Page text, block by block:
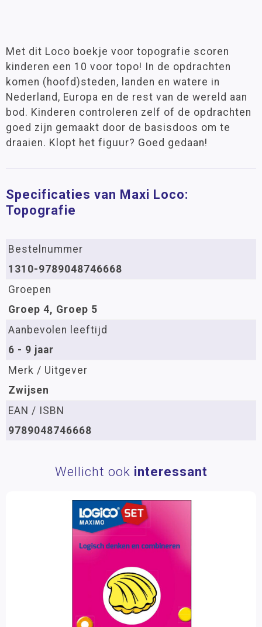
Met dit Loco boekje voor topografie scoren
kinderen een 10 voor topo! In de opdrachten
komen (hoofd)steden, landen en watere in
Nederland, Europa en de rest van de wereld aan
bod. Kinderen controleren zelf of de opdrachten
goed zijn gemaakt door de basisdoos om te
draaien. Klopt het figuur? Goed gedaan!
Specificaties van Maxi Loco:
Topografie
Bestelnummer
1310-9789048746668
Groepen
Groep 4, Groep 5
Aanbevolen leeftijd
6 - 9 jaar
Merk / Uitgever
Zwijsen
EAN / ISBN
9789048746668
Wellicht ook interessant